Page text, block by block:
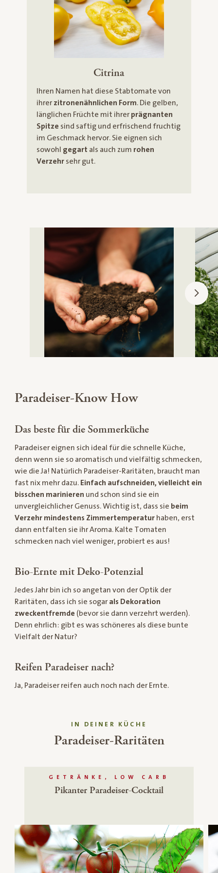
Citrina
Ihren Namen hat diese Stabtomate von
ihrer zitronenähnlichen Form. Die gelben,
länglichen Früchte mit ihrer prägnanten
Spitze sind saftig und erfrischend fruchtig
im Geschmack hervor. Sie eignen sich
sowohl gegart als auch zum rohen
Verzehrsehr gut.
Paradeiser-Know How
Das beste für die Sommerküche
Paradeiser eignen sich ideal für die schnelle Küche,
denn wenn sie so aromatisch und vielfältig schmecken,
wie die Ja! Natürlich Paradeiser-Raritäten, braucht man
fast nix mehr dazu. Einfach aufschneiden, vielleicht ein
bisschen marinieren und schon sind sie ein
unvergleichlicher Genuss. Wichtig ist, dass sie beim
Verzehr mindestens Zimmertemperatur haben, erst
dann entfalten sie ihr Aroma. Kalte Tomaten
schmecken nach viel weniger, probiert es aus!
Bio-Ernte mit Deko-Potenzial
Jedes Jahr bin ich so angetan von der Optik der
Raritäten, dass ich sie sogar als Dekoration
zweckentfremde (bevor sie dann verzehrt werden).
Denn ehrlich: gibt es was schöneres als diese bunte
Vielfalt der Natur?
Reifen Paradeiser nach?
Ja, Paradeiser reifen auch noch nach der Ernte.
IN DEINER KÜCHE
Paradeiser-Raritäten
GETRÄNKE, LOW CARB
Pikanter Paradeiser-Cocktail